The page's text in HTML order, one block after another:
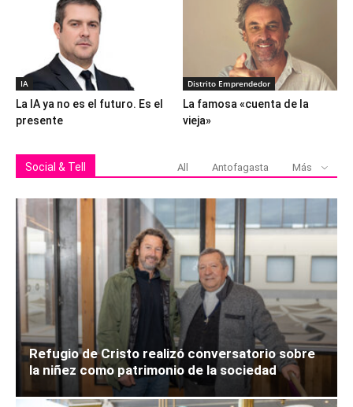
IA
La IA ya no es el futuro. Es el
presente
Distrito Emprendedor
La famosa «cuenta de la
vieja»
Social & Tell All Antofagasta Más
Refugio de Cristo realizó conversatorio sobre
la niñez como patrimonio de la sociedad